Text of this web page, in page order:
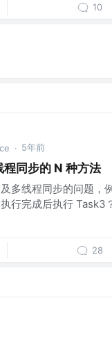
10
· 5年前
同步的 N 种方法
多线程同步的问题，
行完成后执行 Task3
28